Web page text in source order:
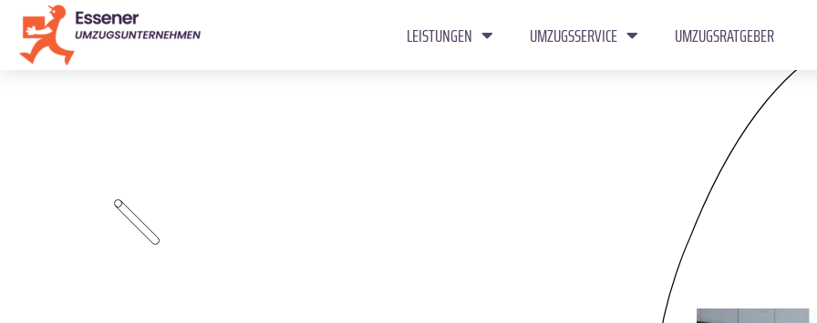
LEISTUNGEN UMZUGSSERVICE UMZUGSRATGEBER